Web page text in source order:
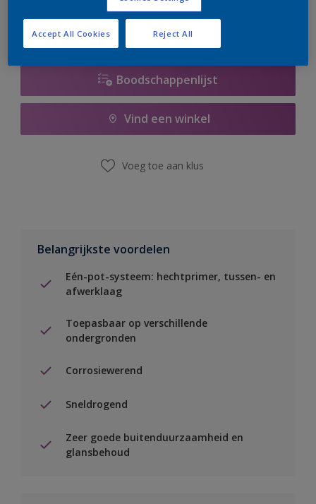
Boodschappenlijst
Vind een winkel
Voeg toe aan klus
Belangrijkste voordelen
Eén-pot-systeem: hechtprimer, tussen- en
afwerklaag
Toepasbaar op verschillende
ondergronden
Corrosiewerend
Sneldrogend
Zeer goede buitenduurzaamheid en
glansbehoud
Reject All
Accept All Cookies